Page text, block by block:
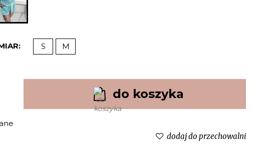
S M
do koszyka
dodaj do przechowalni